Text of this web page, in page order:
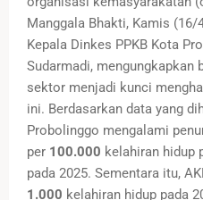
Manggala Bhakti, Kamis (16/
Kepala Dinkes PPKB Kota
Sudarmadi, mengungkapkan
sektor menjadi kunci
ini. Berdasarkan data yang
Probolinggo mengalami
per 100.000 kelahiran hidup
pada 2025. Sementara itu,
1.000 kelahiran hidup pada